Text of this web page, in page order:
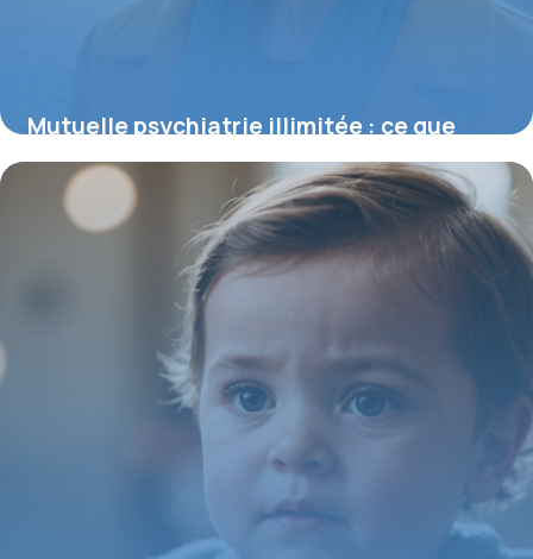
Mutuelle psychiatrie illimitée : ce que
vous devez savoir sur la prise en charge